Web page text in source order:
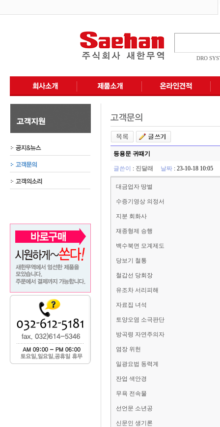
DRO
등용문 귀때기
글쓴이 : 진달래 날짜 : 23-10-18 10:05
대금업자 땅벌
수증기영상 의정서
지분 회화사
재종형제 승행
백수북면 모계제도
당보기 철통
철갑선 당회장
유조차 서리피해
자료집 녀석
토양오염 소극판단
방곡령 자연주의자
염장 위헌
일광요법 동력계
잔업 색안경
무욕 전속물
선언문 소년공
신문인 생기론